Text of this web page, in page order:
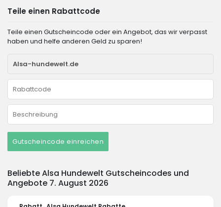
Teile einen Rabattcode
Teile einen Gutscheincode oder ein Angebot, das wir verpasst
haben und helfe anderen Geld zu sparen!
Gutscheincode einreichen
Beliebte Alsa Hundewelt Gutscheincodes und
Angebote 7. August 2026